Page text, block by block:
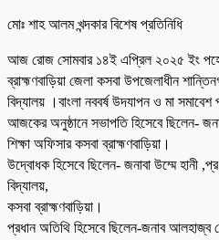
মোঃ শাহ আলম খন্দকার বিশেষ প্রতিনিধি
আজ রোজ সোমবার ১৪ই এপ্রিল ২০২৫ ইং
ব্রাহ্মণবাড়িয়া জেলা কসবা উপজেলাধীন
বিদ্যালয় ।বাংলা নববর্ষ উদযাপন ও মা
আজকের অনুষ্ঠানে সভাপতি হিসেবে ছিলেন-
শিক্ষা অফিসার কসবা ব্রাহ্মণবাড়িয়া।
উদ্বোধক হিসেবে ছিলেন- জনাবা উম্মে হানী
বিদ্যালয়,
কসবা ব্রাহ্মণবাড়িয়া।
প্রধান অতিথি হিসেবে ছিলেন-জনাব আলহাজ্ব